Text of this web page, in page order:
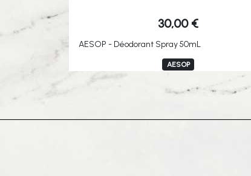
30,00 €
AESOP - Déodorant Spray 50mL
AESOP